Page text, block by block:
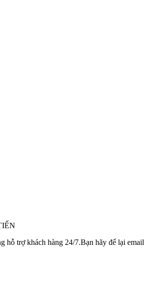
hỗ trợ khách hàng 24/7.Bạn hãy để lại email